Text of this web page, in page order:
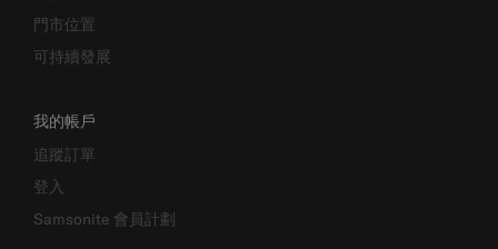
門市位置
可持續發展
我的帳戶
追蹤訂單
登入
Samsonite 會員計劃